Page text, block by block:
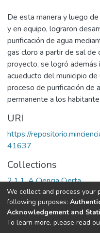
De esta manera y luego
y en equipo, lograron
purificación de agua
gas cloro a partir de sal de
proyecto, se logró
acueducto del municipio
proceso de purificación de
permanente a los
URI
https://
41637
Collections
2.1.1. A Ciencia Cierta
Full item page
DSpace software
We collect and process your
following purposes:
Acknowledgement and
To learn more, please read